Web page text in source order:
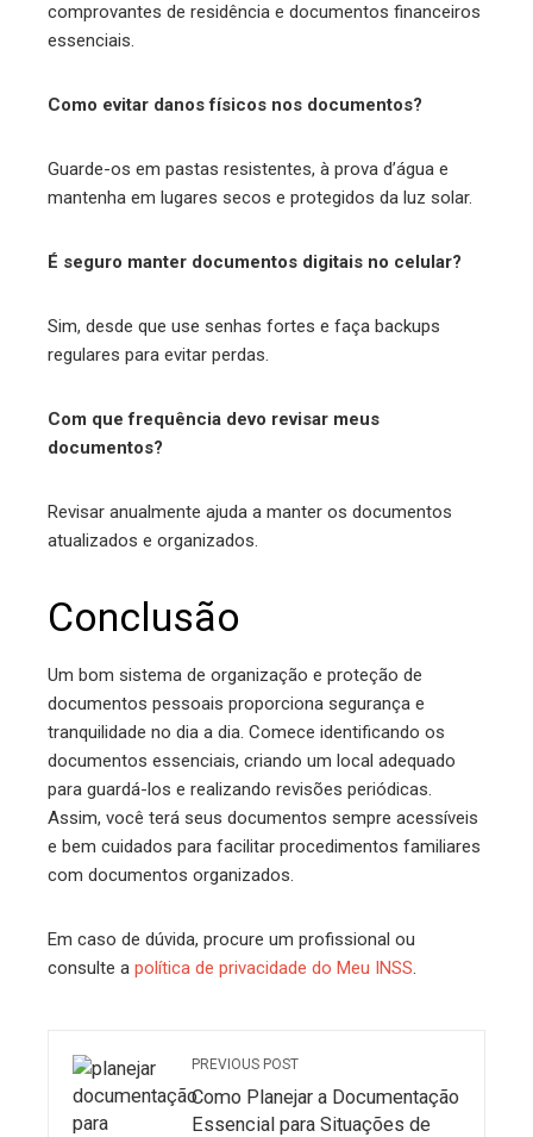
comprovantes de residência e documentos financeiros
essenciais.
Como evitar danos físicos nos documentos?
Guarde-os em pastas resistentes, à prova d’água e
mantenha em lugares secos e protegidos da luz solar.
É seguro manter documentos digitais no celular?
Sim, desde que use senhas fortes e faça backups
regulares para evitar perdas.
Com que frequência devo revisar meus
documentos?
Revisar anualmente ajuda a manter os documentos
atualizados e organizados.
Conclusão
Um bom sistema de organização e proteção de
documentos pessoais proporciona segurança e
tranquilidade no dia a dia. Comece identificando os
documentos essenciais, criando um local adequado
para guardá-los e realizando revisões periódicas.
Assim, você terá seus documentos sempre acessíveis
e bem cuidados para facilitar procedimentos familiares
com documentos organizados.
Em caso de dúvida, procure um profissional ou
consulte a política de privacidade do Meu INSS.
PREVIOUS POST
Como Planejar a Documentação
Essencial para Situações de